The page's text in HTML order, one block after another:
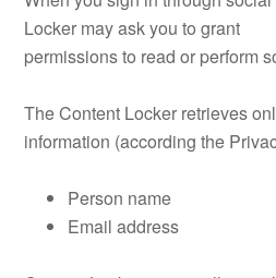
Locker may ask you to grant
permissions to read or perform
The Content Locker retrieves
information (according the
Person name
Email address